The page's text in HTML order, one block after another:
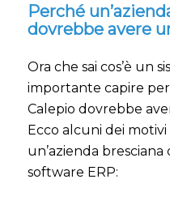
Perché
dovrebbe avere
Ora che sai cos’è un
importante capire
Calepio dovrebbe
Ecco alcuni dei
un’azienda
software ERP: